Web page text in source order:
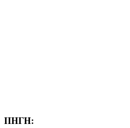
ΠΗΓΗ: